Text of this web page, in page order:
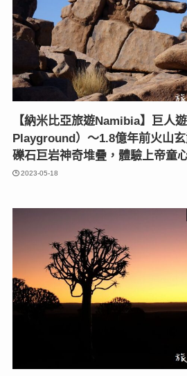
【納米比亞旅遊Namibia】巨人
Playground）〜1.8億年前火山玄
礫石巨岩神奇堆疊，體驗上帝童
2023-05-18